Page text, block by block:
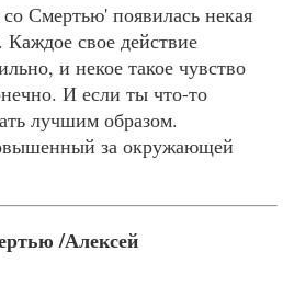
Смертью' появилась некая
Каждое свое действие
и некое такое чувство
И если ты что-то
лучшим образом.
за окружающей
/Алексей